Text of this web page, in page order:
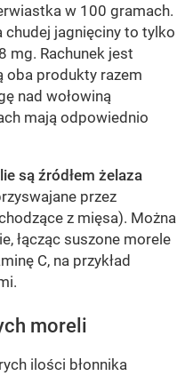
w 100 gramach.
chudej jagnięciny to tylko
mg. Rachunek jest
oba produkty razem
nad wołowiną
mają odpowiednio
są źródłem żelaza
przez
z mięsa). Można
łącząc suszone morele
C, na przykład
moreli
ilości błonnika